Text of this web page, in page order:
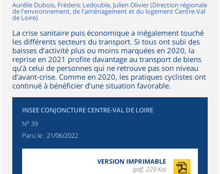
Aurélie Dubois, Fréderic Ledouble, Julien Olivier (Direction régionale
de l'environnement, de l'aménagement et du logement Centre-Val
de Loire)
La crise sanitaire puis économique a inégalement touché
les différents secteurs du transport. Si tous ont subi des
baisses d’activité plus ou moins marquées en 2020, la
reprise en 2021 profite davantage au transport de biens
qu’à celui de personnes qui ne retrouve pas son niveau
d’avant-crise. Comme en 2020, les pratiques cyclistes ont
continué à bénéficier d’une situation favorable.
INSEE CONJONCTURE CENTRE-VAL DE LOIRE
No 39
Paru le : 21/06/2022
VERSION IMPRIMABLE
(pdf, 229 Ko)